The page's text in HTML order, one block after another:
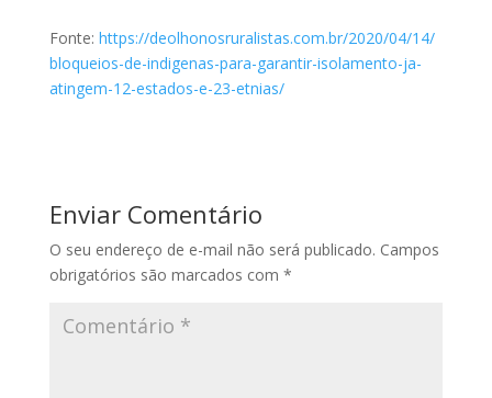
Fonte: https://deolhonosruralistas.com.br/2020/04/14/
bloqueios-de-indigenas-para-garantir-isolamento-ja-
atingem-12-estados-e-23-etnias/
Enviar Comentário
O seu endereço de e-mail não será publicado. Campos
obrigatórios são marcados com *